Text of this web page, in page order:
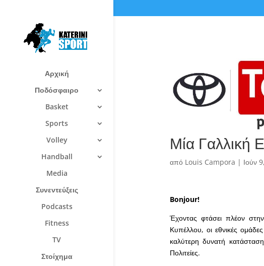
Αρχική
Ποδόσφαιρο
Basket
Sports
Volley
Handball
Media
Συνεντεύξεις
Podcasts
Fitness
TV
Στοίχημα
Μία Γαλλική
από Louis Campora | Ιούν
Bonjour!
Έχοντας φτάσει πλέον
Κυπέλλου, οι εθνικές
καλύτερη δυνατή
Πολιτείες.